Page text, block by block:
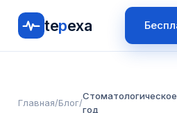
tepexa
Главная/Блог/
год